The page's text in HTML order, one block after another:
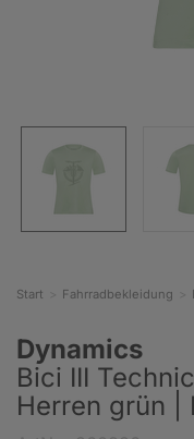
Start Fahrradbekleidung
Dynamics
Bici III
Herren grün |